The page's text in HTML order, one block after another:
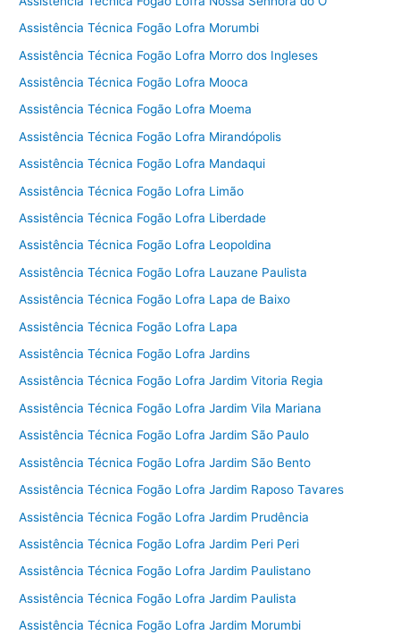
Assistência Técnica Fogão Lofra Morumbi
Assistência Técnica Fogão Lofra Morro dos Ingleses
Assistência Técnica Fogão Lofra Mooca
Assistência Técnica Fogão Lofra Moema
Assistência Técnica Fogão Lofra Mirandópolis
Assistência Técnica Fogão Lofra Mandaqui
Assistência Técnica Fogão Lofra Limão
Assistência Técnica Fogão Lofra Liberdade
Assistência Técnica Fogão Lofra Leopoldina
Assistência Técnica Fogão Lofra Lauzane Paulista
Assistência Técnica Fogão Lofra Lapa de Baixo
Assistência Técnica Fogão Lofra Lapa
Assistência Técnica Fogão Lofra Jardins
Assistência Técnica Fogão Lofra Jardim Vitoria Regia
Assistência Técnica Fogão Lofra Jardim Vila Mariana
Assistência Técnica Fogão Lofra Jardim São Paulo
Assistência Técnica Fogão Lofra Jardim São Bento
Assistência Técnica Fogão Lofra Jardim Raposo Tavares
Assistência Técnica Fogão Lofra Jardim Prudência
Assistência Técnica Fogão Lofra Jardim Peri Peri
Assistência Técnica Fogão Lofra Jardim Paulistano
Assistência Técnica Fogão Lofra Jardim Paulista
Assistência Técnica Fogão Lofra Jardim Morumbi